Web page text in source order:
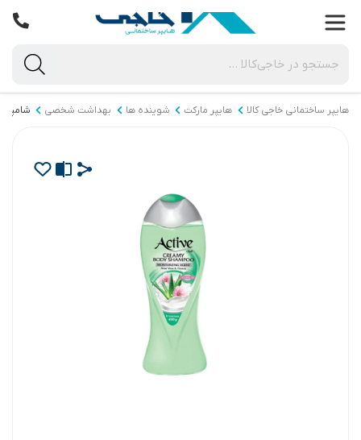
هایپر ساختمانی خاجی‌ کالا هایپر مارکت شوینده ها بهداشت شخصی شامپو